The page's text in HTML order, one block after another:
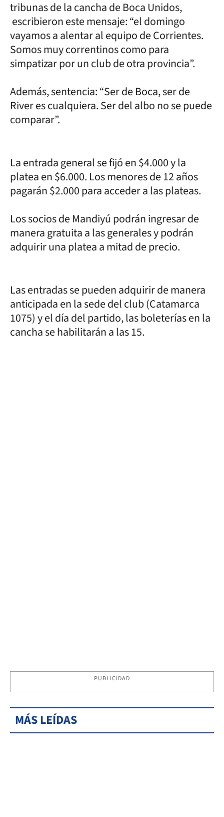
tribunas de la cancha de Boca Unidos,
escribieron este mensaje: “el domingo
vayamos a alentar al equipo de Corrientes.
Somos muy correntinos como para
simpatizar por un club de otra provincia”.
Además, sentencia: “Ser de Boca, ser de
River es cualquiera. Ser del albo no se puede
comparar”.
La entrada general se fijó en $4.000 y la
platea en $6.000. Los menores de 12 años
pagarán $2.000 para acceder a las plateas.
Los socios de Mandiyú podrán ingresar de
manera gratuita a las generales y podrán
adquirir una platea a mitad de precio.
Las entradas se pueden adquirir de manera
anticipada en la sede del club (Catamarca
1075) y el día del partido, las boleterías en la
cancha se habilitarán a las 15.
PUBLICIDAD
MÁS LEÍDAS